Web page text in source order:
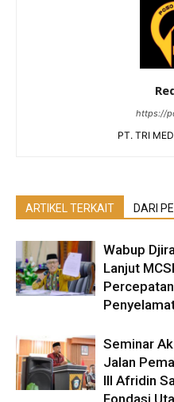
https://
PT. TRI
ARTIKEL TERKAIT DARI
Wabup
Lanjut
Seminar
Jalan
III Afridin